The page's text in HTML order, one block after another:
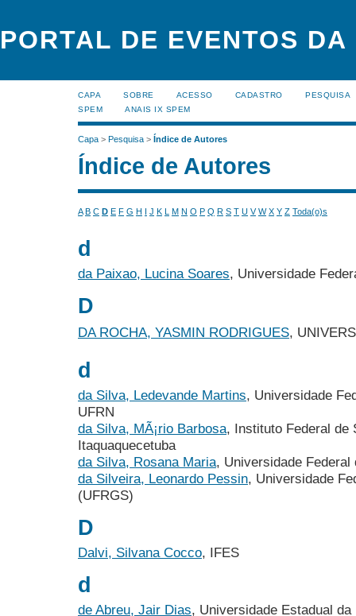
PORTAL DE EVENTOS DA
CAPA SOBRE ACESSO CADASTRO
PESQUISA
SPEM
ANAIS IX SPEM
Capa > Pesquisa > Índice de Autores
Índice de Autores
A B C D E F G H I J K L M N O P Q R S T U V W X Y Z Toda(o)s
d
da Paixao, Lucina Soares, Universidade
D
DA ROCHA, YASMIN RODRIGUES,
d
da Silva, Ledevande Martins, Universidade
UFRN
da Silva, MÃ¡rio Barbosa, Instituto Federal de
Itaquaquecetuba
da Silva, Rosana Maria, Universidade Federal
da Silveira, Leonardo Pessin, Universidade
(UFRGS)
D
Dalvi, Silvana Cocco, IFES
d
de Abreu, Jair Dias, Universidade Estadual da